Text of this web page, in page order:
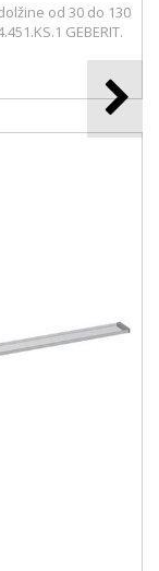
od 30 do 130
GEBERIT.